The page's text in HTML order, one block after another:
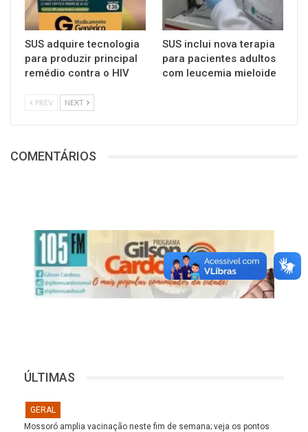
SUS adquire tecnologia
para produzir principal
remédio contra o HIV
SUS inclui nova terapia
para pacientes adultos
com leucemia mieloide
PREV NEXT
COMENTÁRIOS
ÚLTIMAS
GERAL
Mossoró amplia vacinação neste fim de semana; veja os pontos